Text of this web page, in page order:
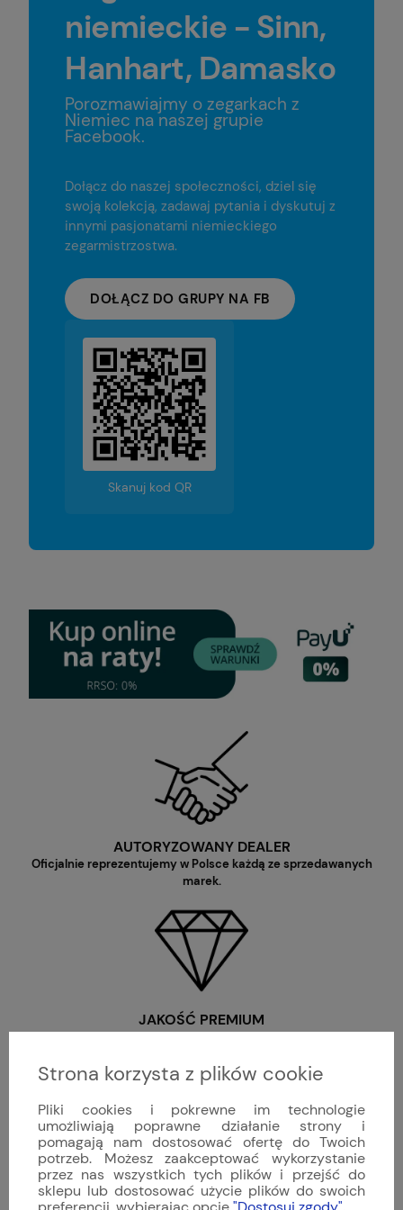
niemieckie - Sinn,
Hanhart, Damasko
Porozmawiajmy o zegarkach z
Niemiec na naszej grupie
Facebook.
Dołącz do naszej społeczności, dziel się
swoją kolekcją, zadawaj pytania i dyskutuj z
innymi pasjonatami niemieckiego
zegarmistrzostwa.
DOŁĄCZ DO GRUPY NA FB
Skanuj kod QR
AUTORYZOWANY DEALER
Oficjalnie reprezentujemy w Polsce każdą ze sprzedawanych
marek.
JAKOŚĆ PREMIUM
Oferujemy wyłącznie nowe, oryginalne produkty o najwyższej
WYJĄTKOWA SELEKCJA
Strona korzysta z plików cookie
Pliki cookies i pokrewne im technologie
umożliwiają poprawne działanie strony i
pomagają nam dostosować ofertę do Twoich
potrzeb. Możesz zaakceptować wykorzystanie
przez nas wszystkich tych plików i przejść do
sklepu lub dostosować użycie plików do swoich